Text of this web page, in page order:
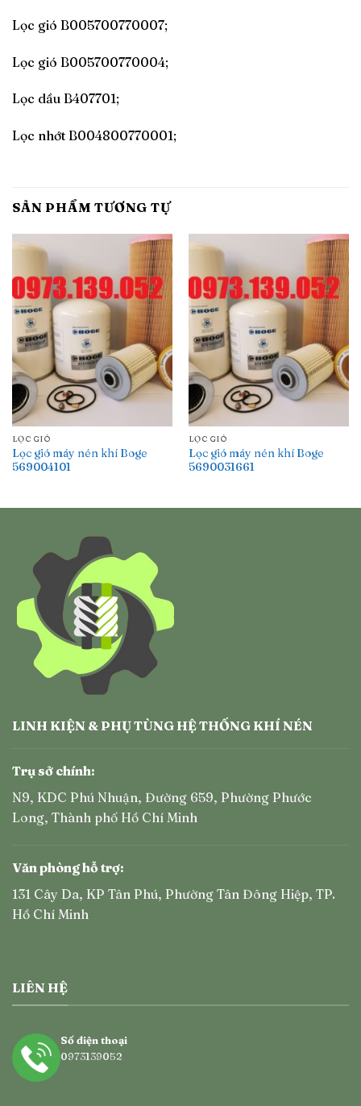
Lọc gió B005700770007;
Lọc gió B005700770004;
Lọc dầu B407701;
Lọc nhớt B004800770001;
SẢN PHẨM TƯƠNG TỰ
LỌC GIÓ
Lọc gió máy nén khí Boge
569004101
LỌC GIÓ
Lọc gió máy nén khí Boge
5690031661
LINH KIỆN & PHỤ TÙNG HỆ THỐNG KHÍ NÉN
Trụ sở chính:
N9, KDC Phú Nhuận, Đường 659, Phường Phước
Long, Thành phố Hồ Chí Minh
Văn phòng hỗ trợ:
131 Cây Da, KP Tân Phú, Phường Tân Đông Hiệp, TP.
Hồ Chí Minh
LIÊN HỆ
Số điện thoại
0973139052